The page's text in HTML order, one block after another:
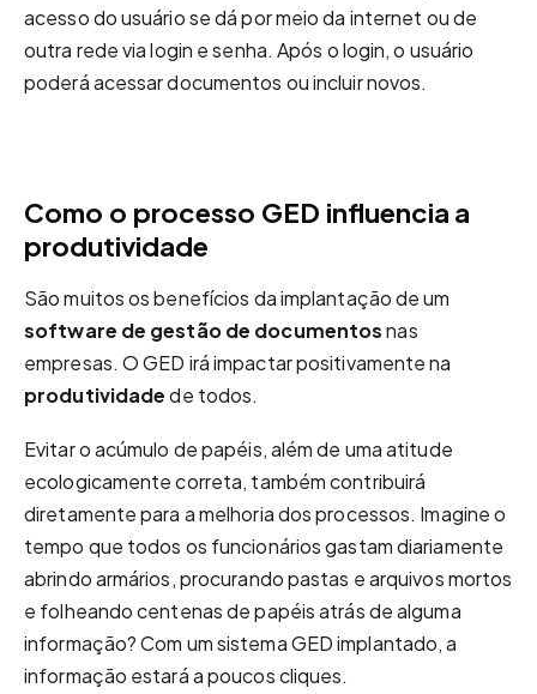
acesso do usuário se dá por meio da internet ou de
outra rede via login e senha. Após o login, o usuário
poderá acessar documentos ou incluir novos.
Como o processo GED influencia a
produtividade
São muitos os benefícios da implantação de um
software de gestão de documentosnas
empresas. O GED irá impactar positivamente na
produtividadede todos.
Evitar o acúmulo de papéis, além de uma atitude
ecologicamente correta, também contribuirá
diretamente para a melhoria dos processos. Imagine o
tempo que todos os funcionários gastam diariamente
abrindo armários, procurando pastas e arquivos mortos
e folheando centenas de papéis atrás de alguma
informação? Com um sistema GED implantado, a
informação estará a poucos cliques.